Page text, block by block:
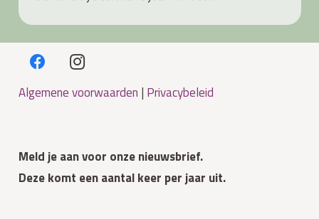
Algemene voorwaarden | Privacybeleid
Meld je aan voor onze nieuwsbrief.
Deze komt een aantal keer per jaar uit.